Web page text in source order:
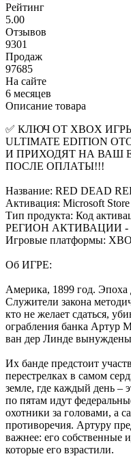
Рейтинг
5.00
Отзывов
9301
Продаж
97685
На сайте
6 месяцев
Описание товара
✅ КЛЮЧ ОТ XBOX ИГРЫ
ULTIMATE EDITION
И ПРИХОДЯТ НА ВАШ
ПОСЛЕ ОПЛАТЫ!!!
Название: RED DEAD
Активация: Microsoft Store
Тип продукта: Код
РЕГИОН АКТИВАЦИИ -
Игровые платформы:
Об ИГРЕ:
Америка, 1899 год. Эпоха
Служители закона
кто не желает сдаться,
ограбления банка Артур
ван дер Линде вынуждены
Их банде предстоит
перестрелках в самом
земле, где каждый день –
по пятам идут
охотники за головами, а
противоречия. Артуру
важнее: его собственные
которые его взрастили.